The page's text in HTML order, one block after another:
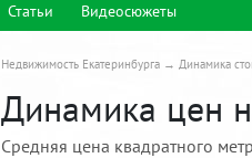
Статьи
Видеосюжеты
Недвижимость Екатеринбурга Динамика
Динамика цен
Средняя цена квадратного